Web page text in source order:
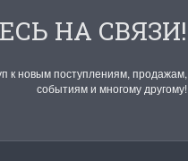
НА СВЯЗИ!
к новым поступлениям, продажам,
событиям и многому другому!